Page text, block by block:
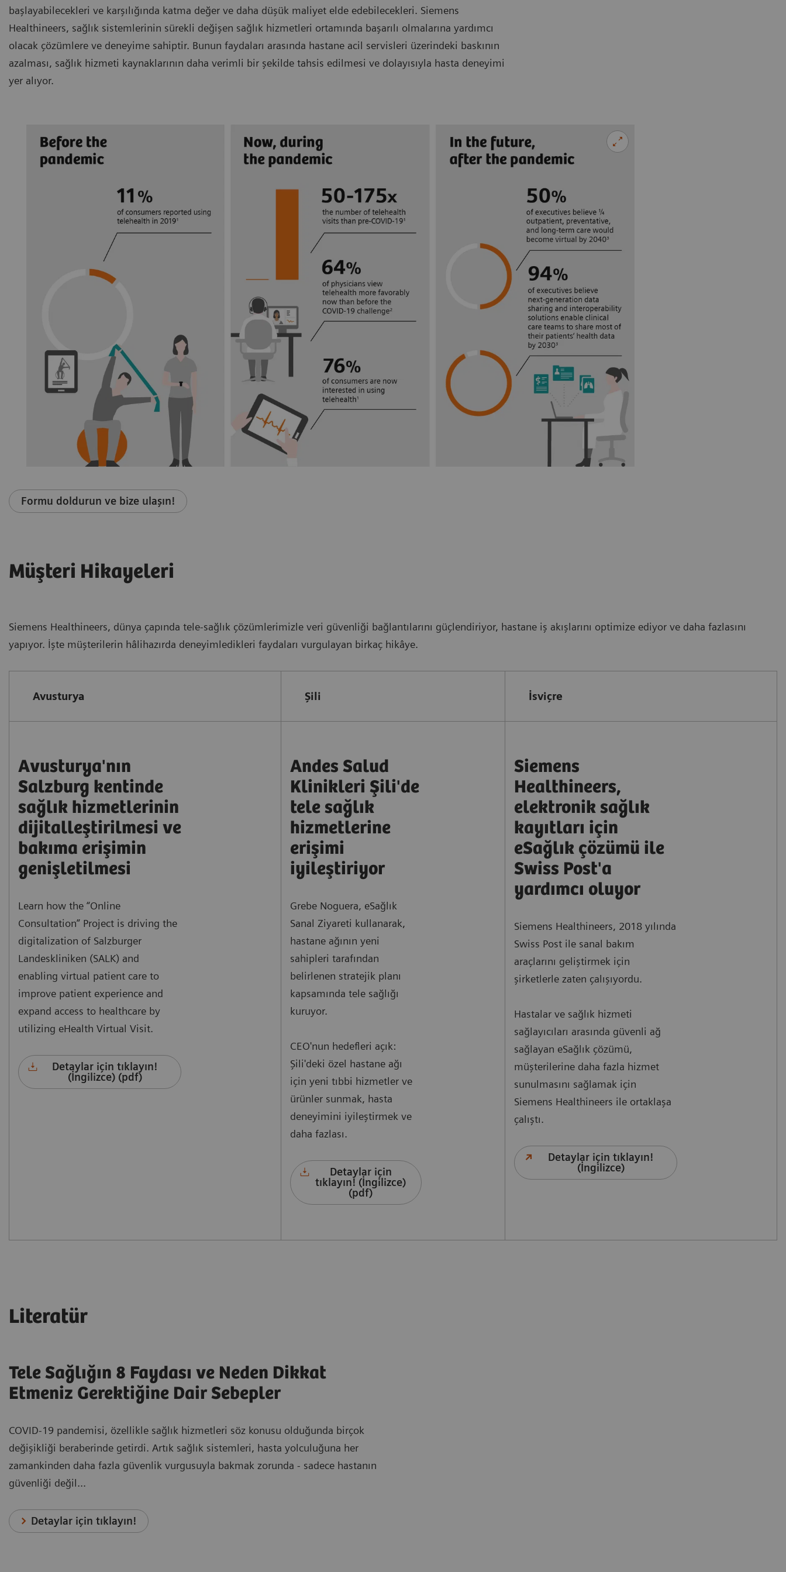
başlayabilecekleri ve karşılığında katma değer ve daha düşük maliyet elde edebilecekleri. Siemens
Healthineers, sağlık sistemlerinin sürekli değişen sağlık hizmetleri ortamında başarılı olmalarına yardımcı
olacak çözümlere ve deneyime sahiptir. Bunun faydaları arasında hastane acil servisleri üzerindeki baskının
azalması, sağlık hizmeti kaynaklarının daha verimli bir şekilde tahsis edilmesi ve dolayısıyla hasta deneyimi
yer alıyor.
Formu doldurun ve bize ulaşın!
Müşteri Hikayeleri
Siemens Healthineers, dünya çapında tele-sağlık çözümlerimizle veri güvenliği bağlantılarını güçlendiriyor, hastane iş akışlarını optimize ediyor ve daha fazlasını
yapıyor. İşte müşterilerin hâlihazırda deneyimledikleri faydaları vurgulayan birkaç hikâye.
Avusturya
Avusturya'nın
Salzburg kentinde
sağlık hizmetlerinin
dijitalleştirilmesi ve
bakıma erişimin
genişletilmesi
Learn how the “Online
Consultation” Project is driving the
digitalization of Salzburger
Landeskliniken (SALK) and
enabling virtual patient care to
improve patient experience and
expand access to healthcare by
utilizing eHealth Virtual Visit.
Detaylar için tıklayın!
(İngilizce) (pdf)
Şili
Andes Salud
Klinikleri Şili'de
tele sağlık
hizmetlerine
erişimi
iyileştiriyor
Grebe Noguera, eSağlık
Sanal Ziyareti kullanarak,
hastane ağının yeni
sahipleri tarafından
belirlenen stratejik planı
kapsamında tele sağlığı
kuruyor.
CEO'nun hedefleri açık:
Şili'deki özel hastane ağı
için yeni tıbbi hizmetler ve
ürünler sunmak, hasta
deneyimini iyileştirmek ve
daha fazlası.
Detaylar için
tıklayın! (İngilizce)
(pdf)
İsviçre
Siemens
Healthineers,
elektronik sağlık
kayıtları için
eSağlık çözümü ile
Swiss Post'a
yardımcı oluyor
Siemens Healthineers, 2018 yılında
Swiss Post ile sanal bakım
araçlarını geliştirmek için
şirketlerle zaten çalışıyordu.
Hastalar ve sağlık hizmeti
sağlayıcıları arasında güvenli ağ
sağlayan eSağlık çözümü,
müşterilerine daha fazla hizmet
sunulmasını sağlamak için
Siemens Healthineers ile ortaklaşa
çalıştı.
Detaylar için tıklayın!
(İngilizce)
Literatür
Tele Sağlığın 8 Faydası ve Neden Dikkat
Etmeniz Gerektiğine Dair Sebepler
COVID-19 pandemisi, özellikle sağlık hizmetleri söz konusu olduğunda birçok
değişikliği beraberinde getirdi. Artık sağlık sistemleri, hasta yolculuğuna her
zamankinden daha fazla güvenlik vurgusuyla bakmak zorunda - sadece hastanın
güvenliği değil...
Detaylar için tıklayın!